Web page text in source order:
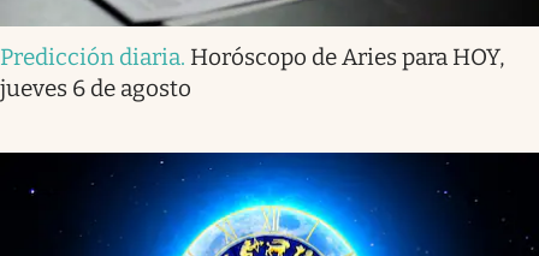
Predicción diaria. Horóscopo de Aries para HOY,
jueves 6 de agosto